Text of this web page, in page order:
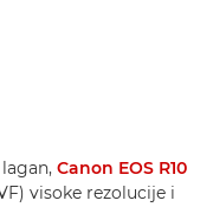
Canon EOS R10
visoke rezolucije i